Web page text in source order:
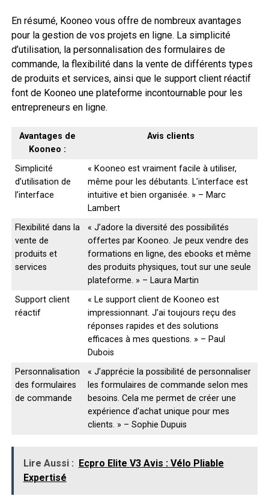
En résumé, Kooneo vous offre de nombreux avantages
pour la gestion de vos projets en ligne. La simplicité
d’utilisation, la personnalisation des formulaires de
commande, la flexibilité dans la vente de différents types
de produits et services, ainsi que le support client réactif
font de Kooneo une plateforme incontournable pour les
entrepreneurs en ligne.
Avantages de
Kooneo :
Avis clients
Simplicité
d’utilisation de
l’interface
« Kooneo est vraiment facile à utiliser,
même pour les débutants. L’interface est
intuitive et bien organisée. » – Marc
Lambert
Flexibilité dans la
vente de
produits et
services
« J’adore la diversité des possibilités
offertes par Kooneo. Je peux vendre des
formations en ligne, des ebooks et même
des produits physiques, tout sur une seule
plateforme. » – Laura Martin
Support client
réactif
« Le support client de Kooneo est
impressionnant. J’ai toujours reçu des
réponses rapides et des solutions
efficaces à mes questions. » – Paul
Dubois
Personnalisation
des formulaires
de commande
« J’apprécie la possibilité de personnaliser
les formulaires de commande selon mes
besoins. Cela me permet de créer une
expérience d’achat unique pour mes
clients. » – Sophie Dupuis
Lire Aussi : Ecpro Elite V3 Avis : Vélo Pliable
Expertisé